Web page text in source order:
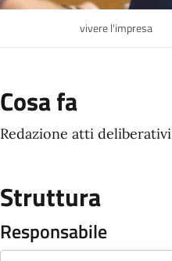
vivere l'impresa
Cosa fa
Redazione atti deliberativi
Struttura
Responsabile